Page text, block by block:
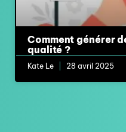
Comment générer
qualité ?
Kate Le 28 avril 2025